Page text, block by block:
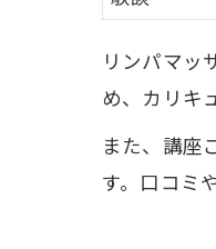
リンパマッ
め、カリキ
また、講座
す。口コミ